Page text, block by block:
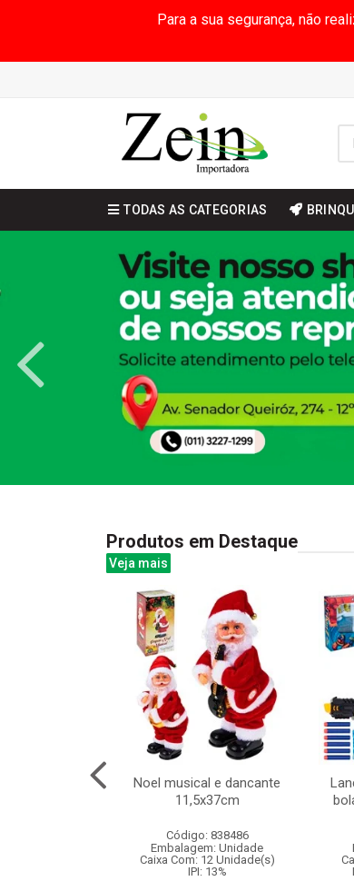
Para a sua segurança, não
TODAS AS CATEGORIAS
Produtos em Destaque
Veja mais
Noel musical e dancante
11,5x37cm
Código: 838486
Embalagem: Unidade
Caixa Com: 12 Unidade(s)
IPI: 13%